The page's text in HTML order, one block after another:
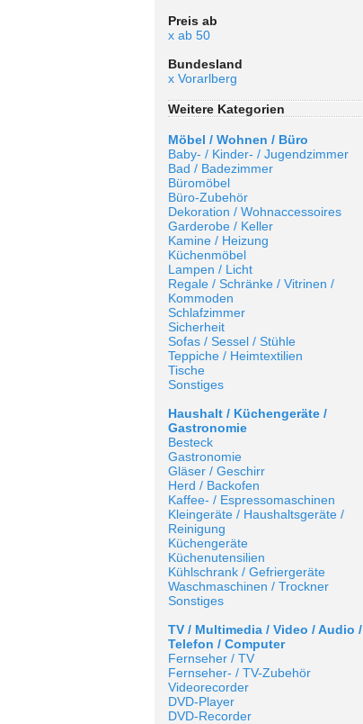
Preis ab
x ab 50
Bundesland
x Vorarlberg
Weitere Kategorien
Möbel / Wohnen / Büro
Baby- / Kinder- / Jugendzimmer
Bad / Badezimmer
Büromöbel
Büro-Zubehör
Dekoration / Wohnaccessoires
Garderobe / Keller
Kamine / Heizung
Küchenmöbel
Lampen / Licht
Regale / Schränke / Vitrinen /
Kommoden
Schlafzimmer
Sicherheit
Sofas / Sessel / Stühle
Teppiche / Heimtextilien
Tische
Sonstiges
Haushalt / Küchengeräte /
Gastronomie
Besteck
Gastronomie
Gläser / Geschirr
Herd / Backofen
Kaffee- / Espressomaschinen
Kleingeräte / Haushaltsgeräte /
Reinigung
Küchengeräte
Küchenutensilien
Kühlschrank / Gefriergeräte
Waschmaschinen / Trockner
Sonstiges
TV / Multimedia / Video / Audio /
Telefon / Computer
Fernseher / TV
Fernseher- / TV-Zubehör
Videorecorder
DVD-Player
DVD-Recorder